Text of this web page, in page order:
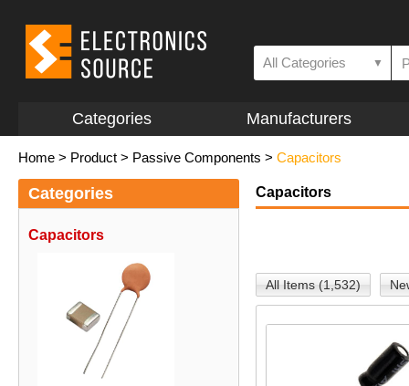
All Categories ▼
Categories Manufacturers
Home > Product > Passive Components > Capacitors
Categories
Capacitors
Capacitors
All Items (1,532)